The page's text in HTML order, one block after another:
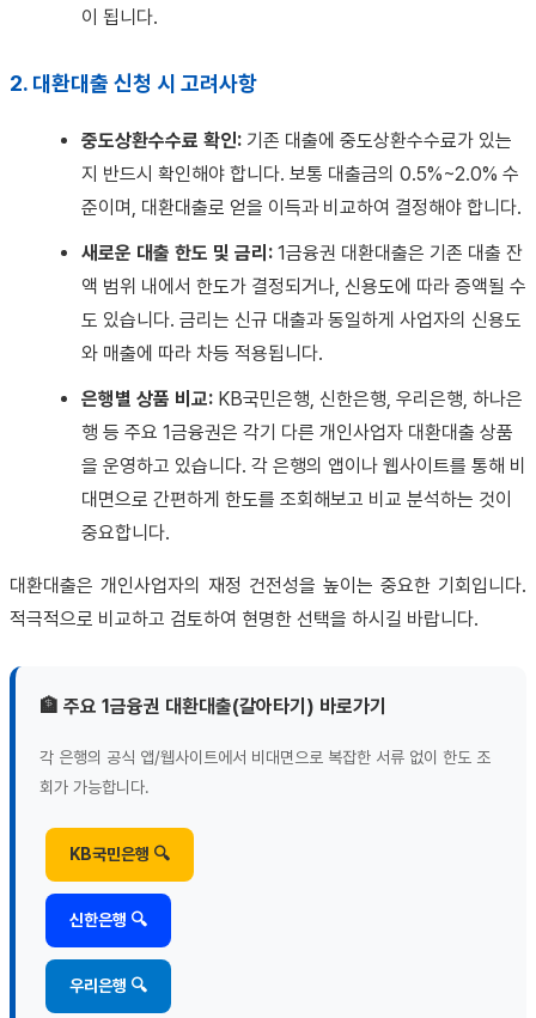
이 됩니다.
2. 대환대출 신청 시 고려사항
중도상환수수료 확인: 기존 대출에 중도상환수수료가 있는
지 반드시 확인해야 합니다. 보통 대출금의 0.5%~2.0% 수
준이며, 대환대출로 얻을 이득과 비교하여 결정해야 합니다.
새로운 대출 한도 및 금리: 1금융권 대환대출은 기존 대출 잔
액 범위 내에서 한도가 결정되거나, 신용도에 따라 증액될 수
도 있습니다. 금리는 신규 대출과 동일하게 사업자의 신용도
와 매출에 따라 차등 적용됩니다.
은행별 상품 비교: KB국민은행, 신한은행, 우리은행, 하나은
행 등 주요 1금융권은 각기 다른 개인사업자 대환대출 상품
을 운영하고 있습니다. 각 은행의 앱이나 웹사이트를 통해 비
대면으로 간편하게 한도를 조회해보고 비교 분석하는 것이
중요합니다.
대환대출은 개인사업자의 재정 건전성을 높이는 중요한 기회입니다.
적극적으로 비교하고 검토하여 현명한 선택을 하시길 바랍니다.
🏦 주요 1금융권 대환대출(갈아타기) 바로가기
각 은행의 공식 앱/웹사이트에서 비대면으로 복잡한 서류 없이 한도 조
회가 가능합니다.
KB국민은행 🔍
신한은행 🔍
우리은행 🔍